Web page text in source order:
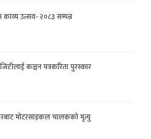
काव्य उत्सव- २०८३ सम्पन्न
कञ्चन पत्रकरिता पुरस्कार
मोटरसाइकल चालकको मृत्यु